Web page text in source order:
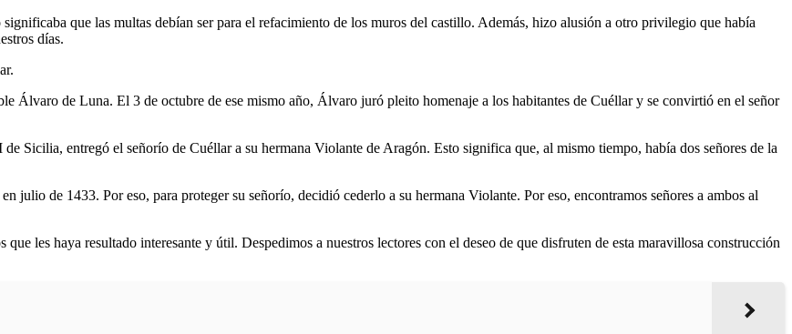
que las multas debían ser para el refacimiento de los muros del castillo. Además, hizo alusión a otro privilegio que había
días.
Álvaro de Luna. El 3 de octubre de ese mismo año, Álvaro juró pleito homenaje a los habitantes de Cuéllar y se convirtió en el señor
Sicilia, entregó el señorío de Cuéllar a su hermana Violante de Aragón. Esto significa que, al mismo tiempo, había dos señores de la
julio de 1433. Por eso, para proteger su señorío, decidió cederlo a su hermana Violante. Por eso, encontramos señores a ambos al
les haya resultado interesante y útil. Despedimos a nuestros lectores con el deseo de que disfruten de esta maravillosa construcción